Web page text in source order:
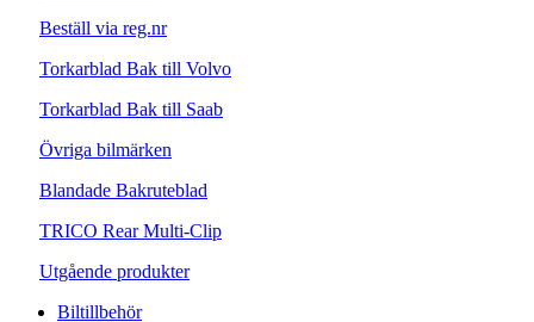
Beställ via reg.nr
Torkarblad Bak till Volvo
Torkarblad Bak till Saab
Övriga bilmärken
Blandade Bakruteblad
TRICO Rear Multi-Clip
Utgående produkter
Biltillbehör